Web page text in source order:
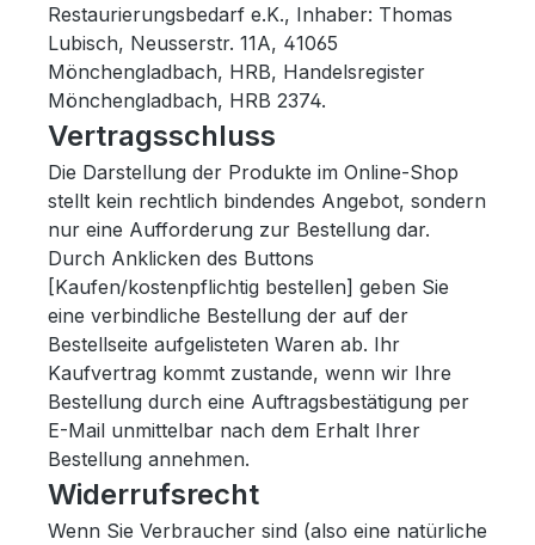
Restaurierungsbedarf e.K., Inhaber: Thomas
Lubisch, Neusserstr. 11A, 41065
Mönchengladbach, HRB, Handelsregister
Mönchengladbach, HRB 2374.
Vertragsschluss
Die Darstellung der Produkte im Online-Shop
stellt kein rechtlich bindendes Angebot, sondern
nur eine Aufforderung zur Bestellung dar.
Durch Anklicken des Buttons
[Kaufen/kostenpflichtig bestellen] geben Sie
eine verbindliche Bestellung der auf der
Bestellseite aufgelisteten Waren ab. Ihr
Kaufvertrag kommt zustande, wenn wir Ihre
Bestellung durch eine Auftragsbestätigung per
E-Mail unmittelbar nach dem Erhalt Ihrer
Bestellung annehmen.
Widerrufsrecht
Wenn Sie Verbraucher sind (also eine natürliche